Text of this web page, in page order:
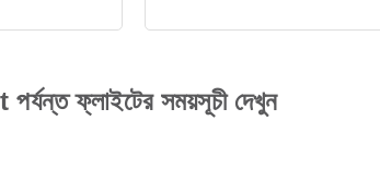
ফ্লাইটের সময়সূচী দেখুন